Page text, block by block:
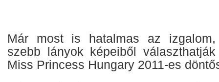
Már most is hatalmas az
szebb lányok képeiből
Miss Princess Hungary 2011-es